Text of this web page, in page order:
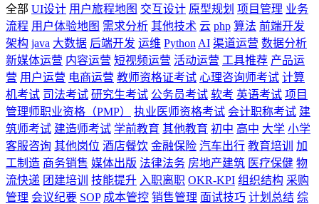
全部 UI设计 用户旅程地图 交互设计 原型规划 项目管理 业务
流程 用户体验地图 需求分析 其他技术 云 php 算法 前端开发
架构 java 大数据 后端开发 运维 Python AI 渠道运营 数据分析
新媒体运营 内容运营 短视频运营 活动运营 工具推荐 产品运
营 用户运营 电商运营 教师资格证考试 心理咨询师考试 计算
机考试 司法考试 研究生考试 公务员考试 软考 英语考试 项目
管理师职业资格（PMP）
执业医师资格考试 会计职称考试 建
筑师考试 建造师考试 学前教育 其他教育 初中 高中 大学 小学
客服咨询 其他岗位 酒店餐饮 金融保险 汽车出行 教育培训
加
工制造 商务销售 媒体出版 法律法务 房地产建筑 医疗保健 物
流快递 团建培训 技能提升 入职离职 OKR-KPI 组织结构 采购
管理 会议纪要 SOP 成本管控 销售管理 面试技巧 计划总结 综